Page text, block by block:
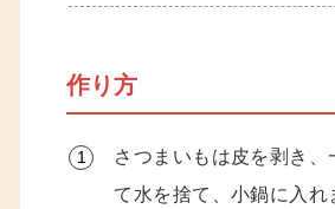
作り方
さつまいもは皮を剥き、
て水を捨て、小鍋に入れ